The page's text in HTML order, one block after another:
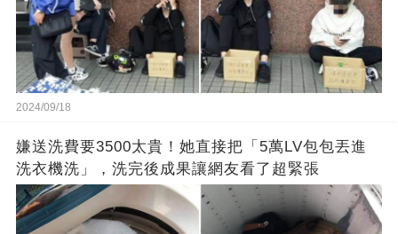
2024/09/18
嫌送洗費要3500太貴！她直接把「5萬LV包包丟進
洗衣機洗」，洗完後成果讓網友看了超緊張